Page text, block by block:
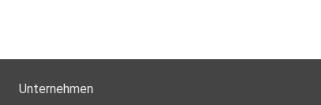
jqpjvjmy
Unternehmen